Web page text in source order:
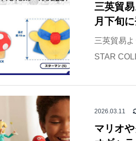
三英貿
月下旬
三英貿易
STAR
2026.03.11
マリオ